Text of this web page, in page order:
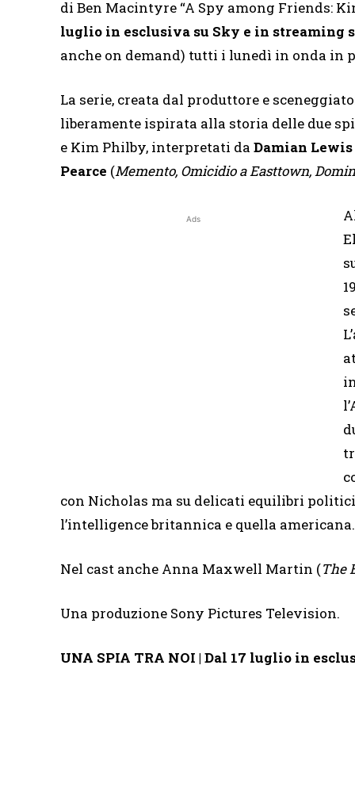
di Ben Macintyre “A Spy among Friends:
luglio in esclusiva su Sky e in streaming
anche on demand) tutti i lunedì in onda in
La serie, creata dal produttore e
liberamente ispirata alla storia delle due
e Kim Philby, interpretati da Damian Lewis
Pearce (Memento, Omicidio a Easttown,
Ads
con Nicholas ma su delicati equilibri
l’intelligence britannica e quella americana.
Nel cast anche Anna Maxwell Martin (The
Una produzione Sony Pictures Television.
UNA SPIA TRA NOI | Dal 17 luglio in